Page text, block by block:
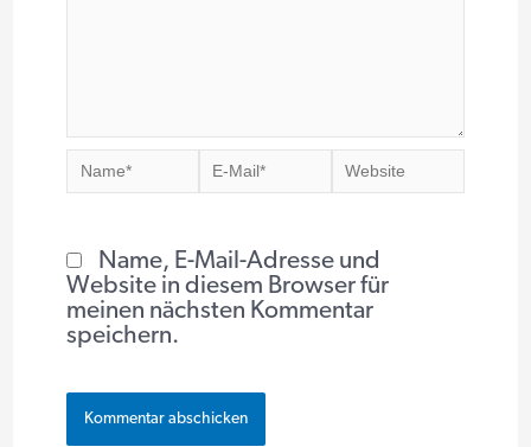
Name*
E-
Website
Name, E-Mail-Adresse und
Website in diesem Browser für
meinen nächsten Kommentar
speichern.